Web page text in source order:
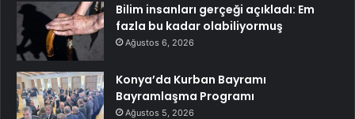
Bilim insanları gerçeği açıkladı: Em
fazla bu kadar olabiliyormuş
Ağustos 6, 2026
Konya’da Kurban Bayramı
Bayramlaşma Programı
Ağustos 5, 2026